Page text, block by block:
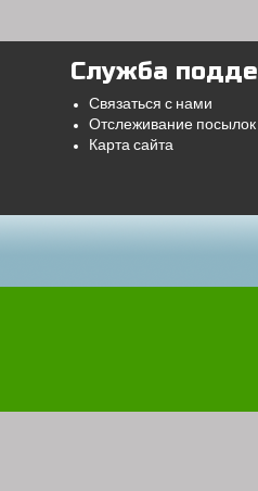
Служба
Связаться с нами
Отслеживание посылок
Карта сайта